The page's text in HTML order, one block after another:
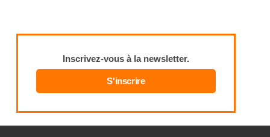
Inscrivez-vous à la newsletter.
S'inscrire